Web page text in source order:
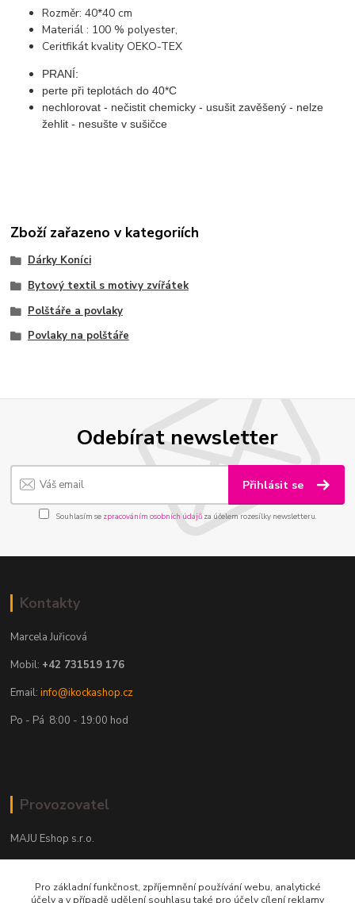
Rozměr: 40*40 cm
Materiál : 100 % polyester,
Ceritfikát kvality OEKO-TEX
PRANÍ:
perte při teplotách do 40*C
nechlorovat - nečistit chemicky - usušit zavěšený - nelze
žehlit - nesušte v sušičce
Zboží zařazeno v kategoriích
Dárky Koníci
Bytový textil s motivy zvířátek
Polštáře a povlaky
Povlaky na polštáře
Odebírat newsletter
Přihlásit se
Souhlasím se zpracováním osobních údajůza účelem rozesílky newsletteru.
Kontakty
Marcela Juřicová
Mobil: +42 731519 176
Email:info@ikockashop.cz
Po - Pá 8:00 - 19:00 hod
Provozovatel
MAJU Eshop s.r.o.
702 00 Ostrava
Pro základní funkčnost, zpříjemnění používání webu, analytické
účely a v případě udělení souhlasu také pro účely cílení reklamy